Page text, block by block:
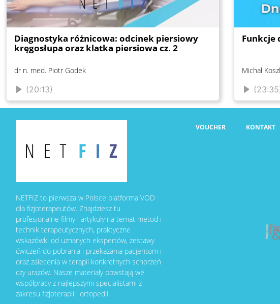
Diagnostyka różnicowa: odcinek piersiowy
kręgosłupa oraz klatka piersiowa cz. 2
dr n. med. Piotr Godek
(20:13)
Funkcje
Michał
NETFIZ to pierwsza w Polsce platforma VOD
dla fizjoterapeutów. Znajdziesz tu
profesjonalne filmy i artykuły na temat metod i
technik terapeutycznych, praktyczne
wskazówki od uznanych ekspertów, zestawy
ćwiczeń do pobrania i przekazania pacjentom i
oraz zalecenia w terapii konkretnych schorzeń
czy urazów. Nasze materiały powstają we
współpracy z najlepszymi specjalistami z
zakresu fizjoterapii i ortopedii.
VOUCHER KONTAKT